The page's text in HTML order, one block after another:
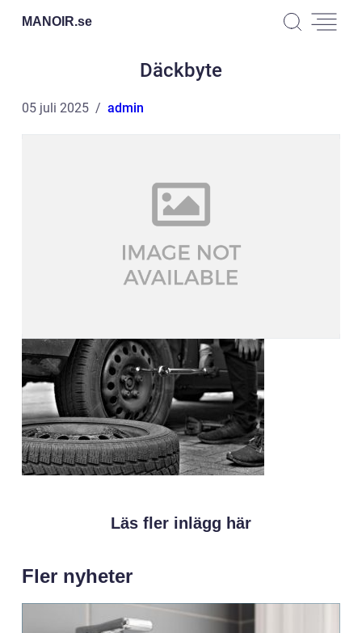
MANOIR.se
Däckbyte
05 juli 2025 admin
Läs fler inlägg här
Fler nyheter